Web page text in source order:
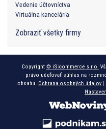
Vedenie účtovníctva
Virtuálna kancelária
Zobraziť všetky firmy
Copyright © iSicommerce s.r.o.
právo udeľovať súhlas na
obsahu. Ochrana osobných údajov|